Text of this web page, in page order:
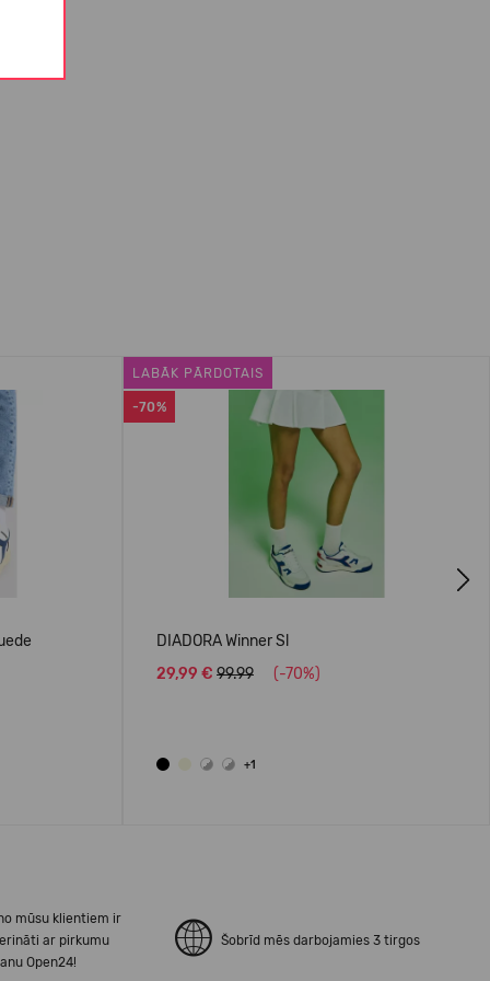
-70%
LABĀK PĀRDOTAIS
DIADORA Winner Sl
29,99 € 99.99 (-70%)
+1
mūsu klientiem ir
ar pirkumu
Open24!
Šobrīd mēs darbojamies 3 tirgos